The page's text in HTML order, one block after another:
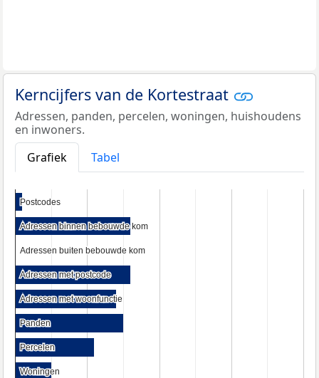
Kerncijfers van de Kortestraat
Adressen, panden, percelen, woningen, huishoudens
en inwoners.
Grafiek
Tabel
Postcodes
Postcodes
Adressen binnen bebouwde kom
Adressen binnen bebouwde kom
Adressen buiten bebouwde kom
Adressen buiten bebouwde kom
Adressen met postcode
Adressen met postcode
Adressen met woonfunctie
Adressen met woonfunctie
Panden
Panden
Percelen
Percelen
Woningen
Woningen